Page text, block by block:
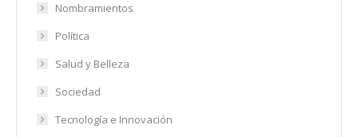
Nombramientos
Política
Salud y Belleza
Sociedad
Tecnología e Innovación